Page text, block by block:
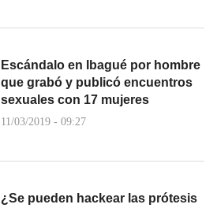
Escándalo en Ibagué por hombre
que grabó y publicó encuentros
sexuales con 17 mujeres
11/03/2019 - 09:27
¿Se pueden hackear las prótesis